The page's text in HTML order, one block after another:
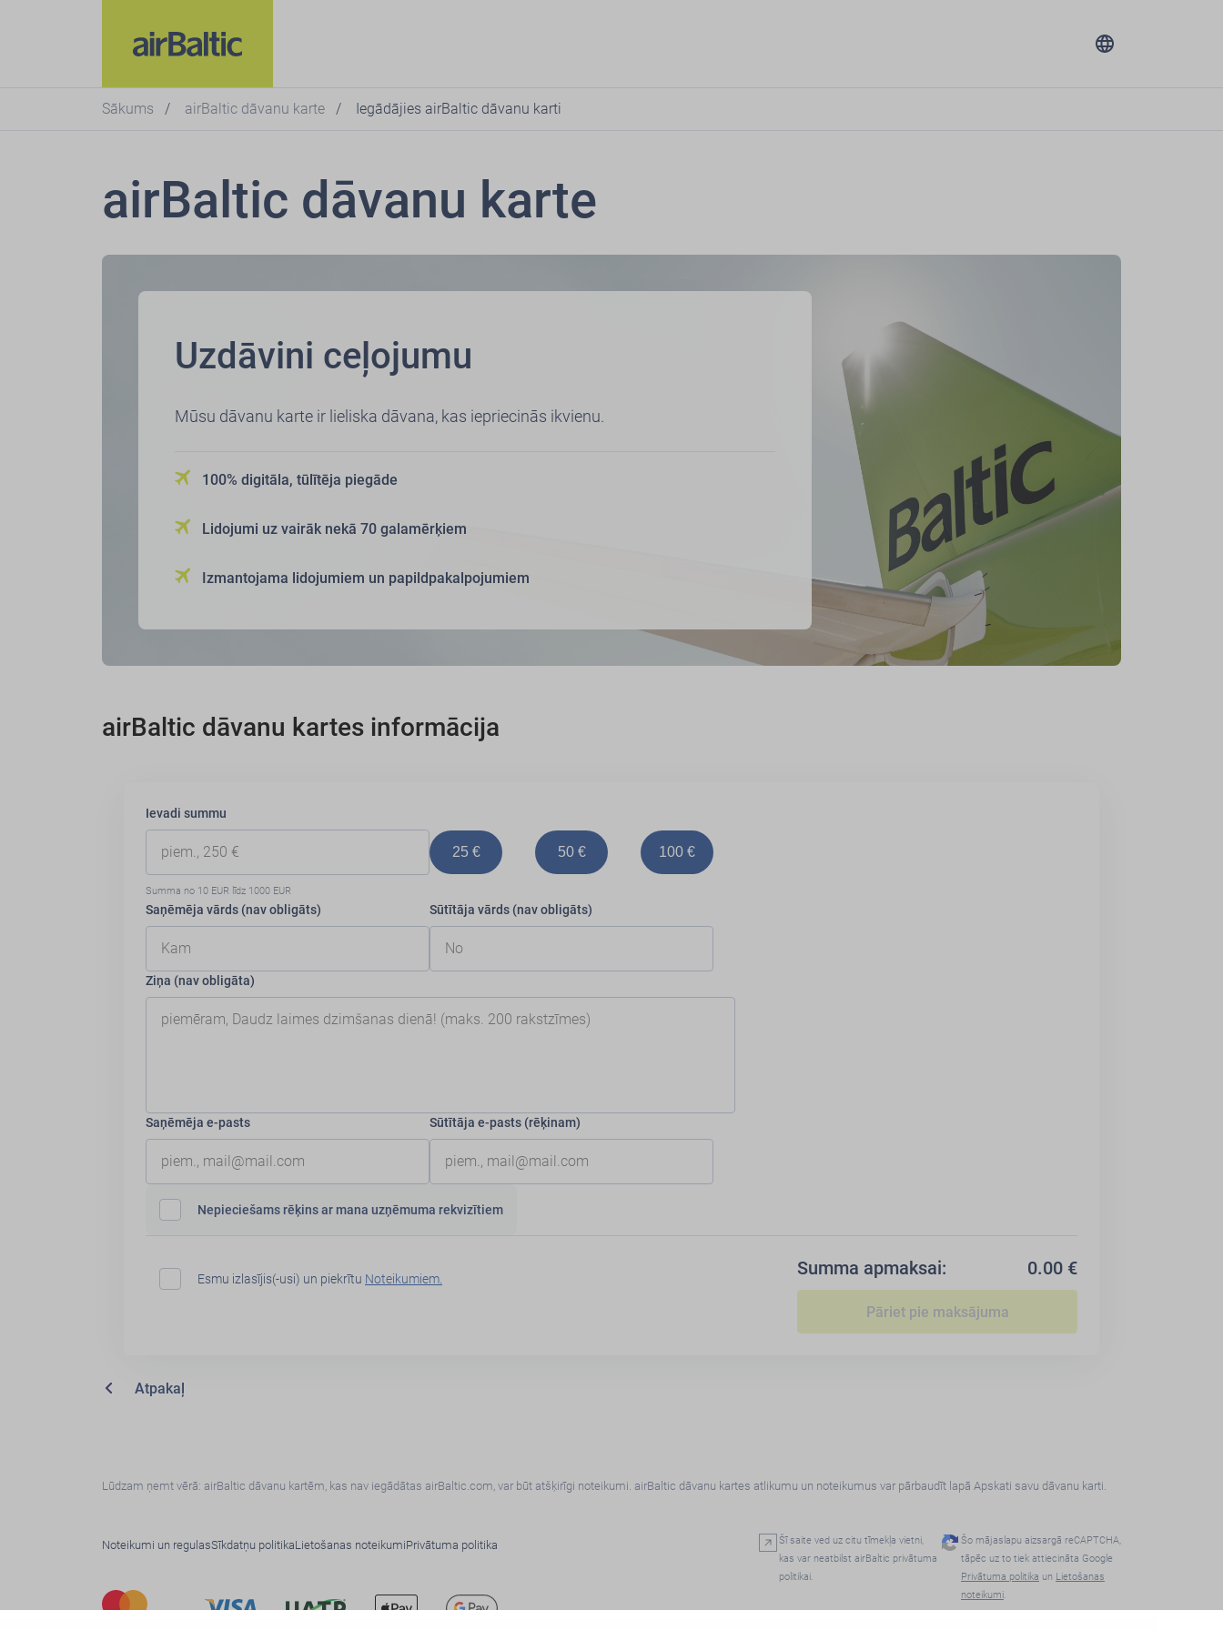
Sākums airBaltic dāvanu karte Iegādājies airBaltic dāvanu karti
airBaltic dāvanu karte
Uzdāvini ceļojumu
Mūsu dāvanu karte ir lieliska dāvana, kas iepriecinās ikvienu.
100% digitāla, tūlītēja piegāde
Lidojumi uz vairāk nekā 70 galamērķiem
Izmantojama lidojumiem un papildpakalpojumiem
airBaltic dāvanu kartes informācija
Ievadi summu
Summa no 10 EUR līdz 1000 EUR
25 € 50 € 100 €
Saņēmēja vārds (nav obligāts) Sūtītāja vārds (nav obligāts)
Ziņa (nav obligāta)
Saņēmēja e-pasts Sūtītāja e-pasts (rēķinam)
Nepieciešams rēķins ar mana uzņēmuma rekvizītiem
Esmu izlasījis(-usi) un piekrītu Noteikumiem. Summa apmaksai: 0.00 €
Atpakaļ
Lūdzam ņemt vērā: airBaltic dāvanu kartēm, kas nav iegādātas airBaltic.com, var būt atšķirīgi noteikumi. airBaltic dāvanu kartes atlikumu un noteikumus var pārbaudīt lapā Apskati savu dāvanu karti.
Noteikumi un regulasSīkdatņu politikaLietošanas noteikumiPrivātuma politika
Šī saite ved uz citu tīmekļa vietni,
kas var neatbilst airBaltic privātuma
politikai.
Šo mājaslapu aizsargā reCAPTCHA,
tāpēc uz to tiek attiecināta Google
Privātuma politika un Lietošanas
noteikumi.